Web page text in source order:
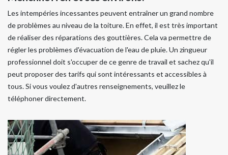
Les intempéries incessantes peuvent entraîner un grand nombre
de problèmes au niveau de la toiture. En effet, il est très important
de réaliser des réparations des gouttières. Cela va permettre de
régler les problèmes d'évacuation de l'eau de pluie. Un zingueur
professionnel doit s'occuper de ce genre de travail et sachez qu'il
peut proposer des tarifs qui sont intéressants et accessibles à
tous. Si vous voulez d'autres renseignements, veuillez le
téléphoner directement.